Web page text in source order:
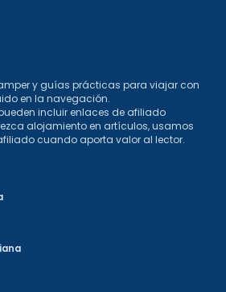
y guías prácticas para viajar con
en la navegación.
incluir enlaces de afiliado
alojamiento en artículos, usamos
cuando aporta valor al lector.